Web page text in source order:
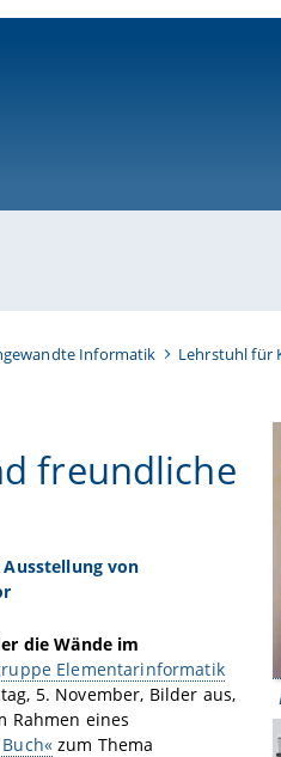
Informatik Lehrstuhl für
freundliche
Ausstellung von
die Wände im
Elementarinformatik
5. November, Bilder aus,
Rahmen eines
zum Thema